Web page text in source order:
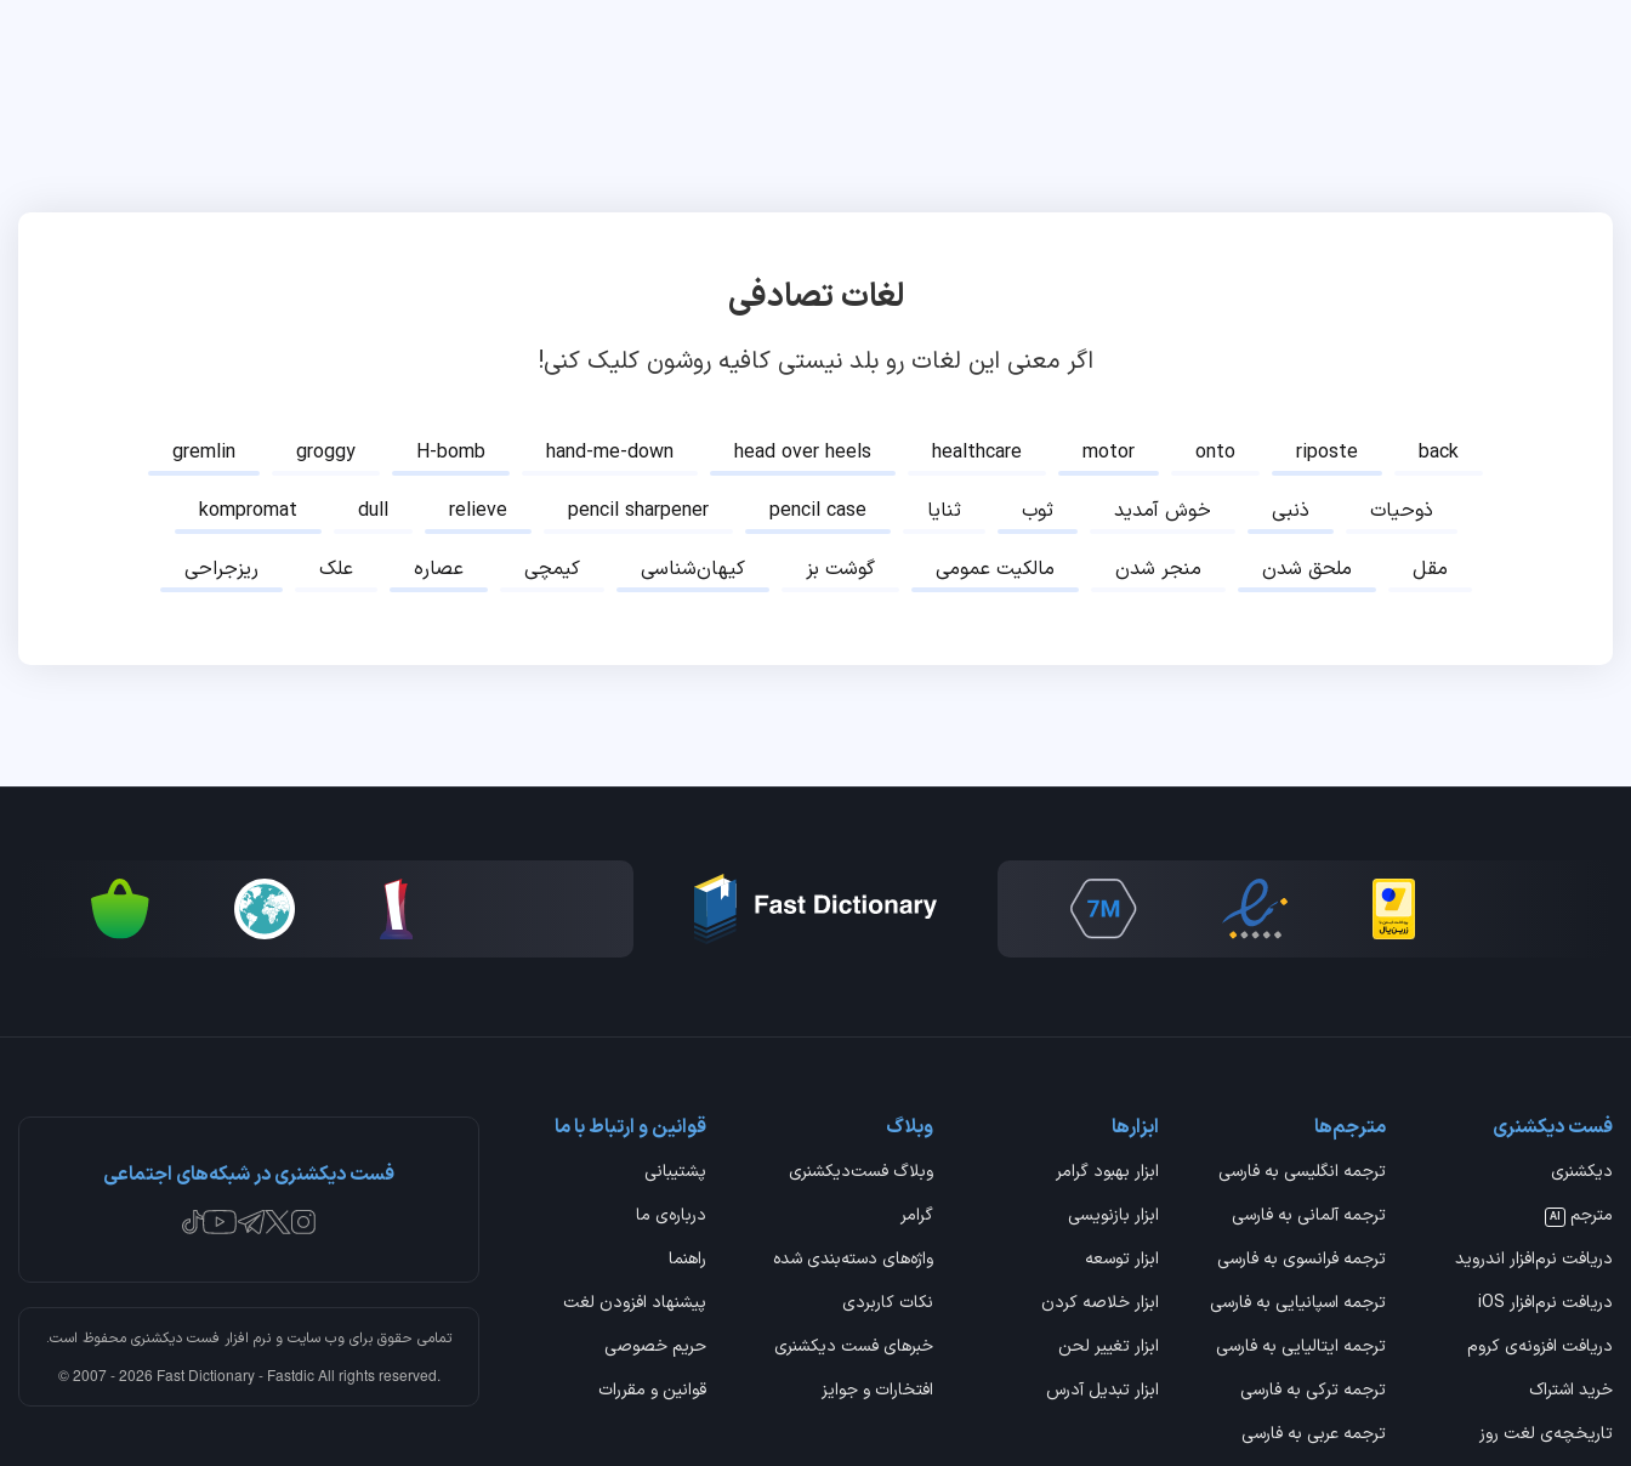
لغات تصادفی
اگر معنی این لغات رو بلد نیستی کافیه روشون کلیک کنی!
gremlin groggy H-bomb hand-me-down head over heels healthcare motor onto riposte
back
kompromat
dull relieve pencil sharpener pencil case ثنایا ثوب خوش آمدید ذنبی
ذوحیات
ریزجراحی
علک عصاره کیمچی کیهان‌شناسی گوشت بز مالکیت عمومی منجر شدن ملحق شدن مقل
فست دیکشنری
دیکشنری
مترجم
AI
دریافت نرم‌افزار اندروید
دریافت نرم‌افزار iOS
دریافت افزونه‌ی کروم
خرید اشتراک
تاریخچه‌ی لغت روز
مترجم‌ها
ترجمه انگلیسی به فارسی
ترجمه آلمانی به فارسی
ترجمه فرانسوی به فارسی
ترجمه اسپانیایی به فارسی
ترجمه ایتالیایی به فارسی
ترجمه ترکی به فارسی
ترجمه عربی به فارسی
ابزارها
ابزار بهبود گرامر
ابزار بازنویسی
ابزار توسعه
ابزار خلاصه کردن
ابزار تغییر لحن
ابزار تبدیل آدرس
وبلاگ
وبلاگ فست‌دیکشنری
گرامر
واژه‌های دسته‌بندی شده
نکات کاربردی
خبرهای فست دیکشنری
افتخارات و جوایز
قوانین و ارتباط با ما
پشتیبانی
درباره‌ی ما
راهنما
پیشنهاد افزودن لغت
حریم خصوصی
قوانین و مقررات
فست دیکشنری در شبکه‌های اجتماعی
تمامی حقوق برای وب سایت و نرم افزار فست دیکشنریمحفوظ است.
© 2007 - 2026 Fast Dictionary - Fastdic All rights reserved.